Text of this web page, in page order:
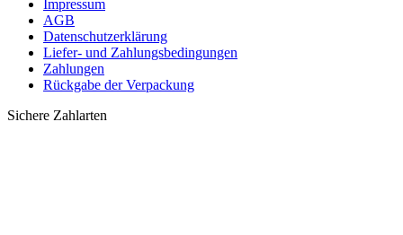
Impressum
AGB
Datenschutzerklärung
Liefer- und Zahlungsbedingungen
Zahlungen
Rückgabe der Verpackung
Sichere Zahlarten